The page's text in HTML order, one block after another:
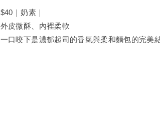
$40｜奶素｜
外皮微酥、內裡柔軟
一口咬下是濃郁起司的香氣與柔和麵包的完美